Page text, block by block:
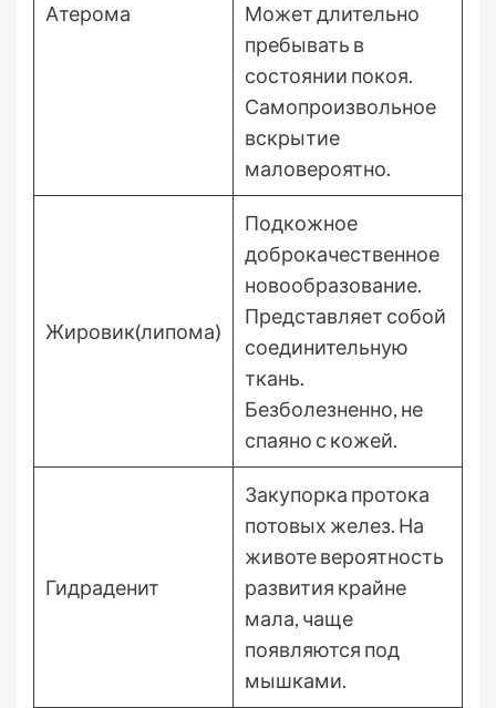
Атерома
Может длительно
пребывать в
состоянии покоя.
Самопроизвольное
вскрытие
маловероятно.
Жировик(липома)
Подкожное
доброкачественное
новообразование.
Представляет собой
соединительную
ткань.
Безболезненно, не
спаяно с кожей.
Гидраденит
Закупорка протока
потовых желез. На
животе вероятность
развития крайне
мала, чаще
появляются под
мышками.